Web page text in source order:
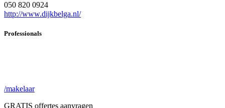
050 820 0924
http://www.dijkbelga.nl/
Professionals
/makelaar
GRATIS offertes aanvragen